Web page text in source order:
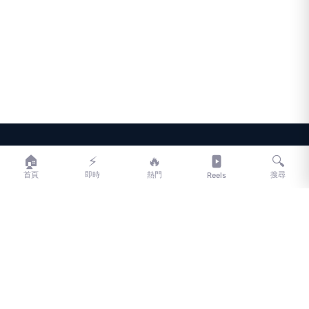
LIFE
LIFE 生活網是台灣領先的生活資訊平台，提供即時新聞、生活、健康、
🏠
首頁
⚡
即時
🔥
熱門 Reels
🔍
搜尋